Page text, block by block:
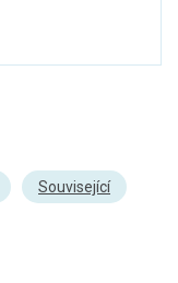
Související